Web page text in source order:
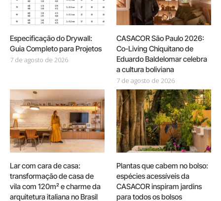
Especificação do Drywall:
Guia Completo para Projetos
7 de agosto de 2026
CASACOR São Paulo 2026:
Co-Living Chiquitano de
Eduardo Baldelomar celebra
a cultura boliviana
7 de agosto de 2026
Lar com cara de casa:
transformação de casa de
vila com 120m² e charme da
arquitetura italiana no Brasil
Plantas que cabem no bolso:
espécies acessíveis da
CASACOR inspiram jardins
para todos os bolsos